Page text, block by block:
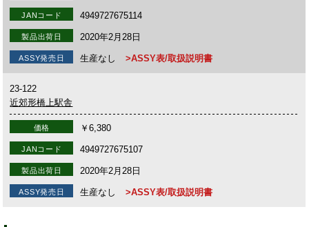
JANコード 4949727675114
製品出荷日 2020年2月28日
ASSY発売日 生産なし >ASSY表/取扱説明書
23-122
近郊形橋上駅舎
価格 ￥6,380
JANコード 4949727675107
製品出荷日 2020年2月28日
ASSY発売日 生産なし >ASSY表/取扱説明書